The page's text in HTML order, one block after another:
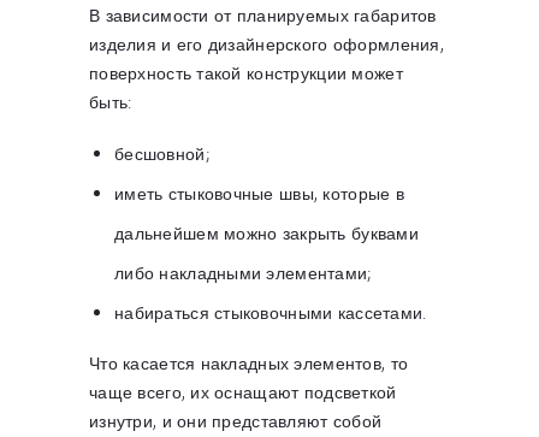
В зависимости от планируемых габаритов
изделия и его дизайнерского оформления,
поверхность такой конструкции может
быть:
бесшовной;
иметь стыковочные швы, которые в
дальнейшем можно закрыть буквами
либо накладными элементами;
набираться стыковочными кассетами.
Что касается накладных элементов, то
чаще всего, их оснащают подсветкой
изнутри, и они представляют собой